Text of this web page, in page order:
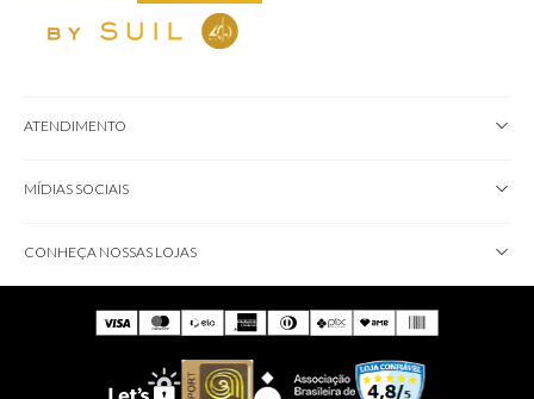
ATENDIMENTO
MÍDIAS SOCIAIS
CONHEÇA NOSSAS LOJAS